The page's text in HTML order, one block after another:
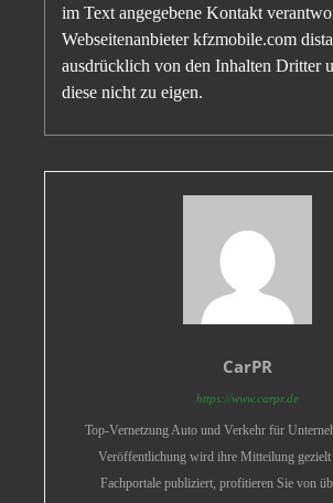
im Text angegebene Kontakt
Webseitenanbieter kfzmobile.com
ausdrücklich von den Inhalten Dritter
diese nicht zu eigen.
CarPR
https://www.carpr.de
Top-Vernetzung Auto und Verkehr für
Veröffentlichung wird ihre Mitteilung gezielt
Fachportale publiziert, profitieren Sie von